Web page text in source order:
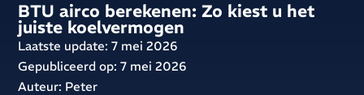
BTU airco berekenen: Zo kiest u het
juiste koelvermogen
Laatste update: 7 mei 2026
Gepubliceerd op:7 mei 2026
Auteur: Peter